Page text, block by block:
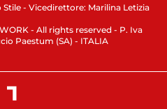
- Vicedirettore: Marilina Letizia
- All rights reserved - P. Iva
Paestum (SA) - ITALIA